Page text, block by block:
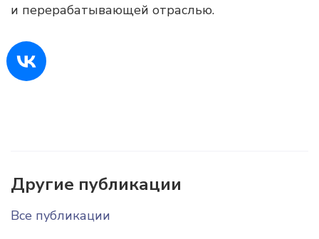
и перерабатывающей отраслью.
Другие публикации
Все публикации